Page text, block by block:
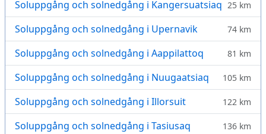
Soluppgång och solnedgång i Kangersuatsiaq 25 km
Soluppgång och solnedgång i Upernavik 74 km
Soluppgång och solnedgång i Aappilattoq 81 km
Soluppgång och solnedgång i Nuugaatsiaq 105 km
Soluppgång och solnedgång i Illorsuit 122 km
Soluppgång och solnedgång i Tasiusaq 136 km